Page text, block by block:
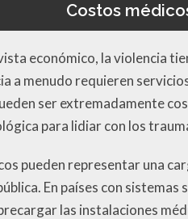
Costos
económico, la violencia
a menudo requieren
ser extremadamente
para lidiar con los
pueden representar una
En países con
las instalaciones